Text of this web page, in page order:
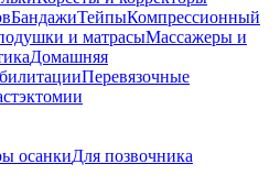
БандажиТейпыКомпрессионный
и матрасыМассажеры и
Домашняя
Перевязочные
осанкиДля позвочника